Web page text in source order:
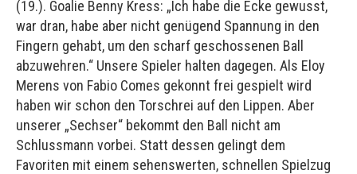
(19.). Goalie Benny Kress: „Ich habe die Ecke gewusst,
war dran, habe aber nicht genügend Spannung in den
Fingern gehabt, um den scharf geschossenen Ball
abzuwehren.“ Unsere Spieler halten dagegen. Als Eloy
Merens von Fabio Comes gekonnt frei gespielt wird
haben wir schon den Torschrei auf den Lippen. Aber
unserer „Sechser“ bekommt den Ball nicht am
Schlussmann vorbei. Statt dessen gelingt dem
Favoriten mit einem sehenswerten, schnellen Spielzug